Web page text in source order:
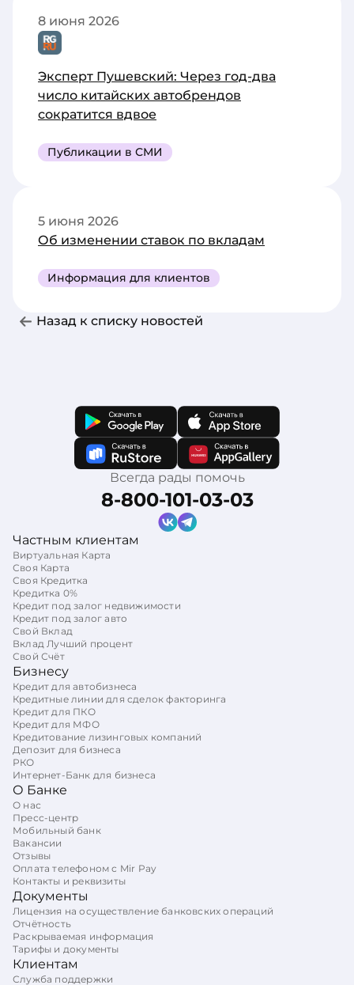
Эксперт Пушевский: Через год-два
число китайских автобрендов
сократится вдвое
8 июня 2026
Публикации в СМИ
Об изменении ставок по вкладам
5 июня 2026
Информация для клиентов
Назад к списку новостей
Частным клиентам
Виртуальная Карта
Своя Карта
Своя Кредитка
Кредитка 0%
Кредит под залог недвижимости
Кредит под залог авто
Свой Вклад
Вклад Лучший процент
Свой Счёт
Бизнесу
Кредит для автобизнеса
Кредитные линии для сделок факторинга
Кредит для ПКО
Кредит для МФО
Кредитование лизинговых компаний
Депозит для бизнеса
РКО
Интернет-Банк для бизнеса
О Банке
О нас
Пресс-центр
Мобильный банк
Вакансии
Отзывы
Оплата телефоном с Mir Pay
Контакты и реквизиты
Документы
Лицензия на осуществление банковских операций
Отчётность
Раскрываемая информация
Тарифы и документы
Клиентам
Служба поддержки
Всегда рады помочь
8-800-101-03-03